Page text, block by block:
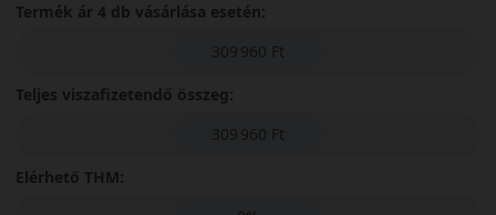
Termék ár 4 db vásárlása esetén:
309 960 Ft
Teljes viszafizetendő összeg:
309 960 Ft
Elérhető THM: